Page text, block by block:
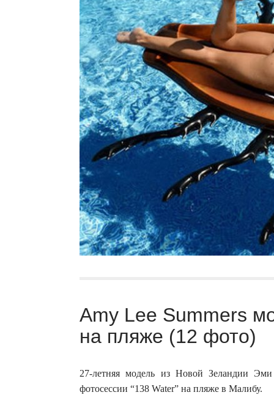
Amy Lee Summers
на пляже (12 фото)
27-летняя модель из Новой Зеландии
фотосессии “138 Water” на пляже в Малибу.